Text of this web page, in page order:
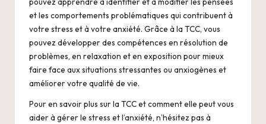
et les comportements problématiques qui contribuent à
votre stress et à votre anxiété. Grâce à la TCC, vous
pouvez développer des compétences en résolution de
problèmes, en relaxation et en exposition pour mieux
faire face aux situations stressantes ou anxiogènes et
améliorer votre qualité de vie.
Pour en savoir plus sur la TCC et comment elle peut vous
aider à gérer le stress et l’anxiété, n’hésitez pas à